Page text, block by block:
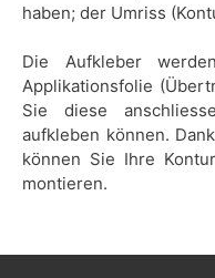
haben; der Umriss
Die Aufkleber
Applikationsfolie
Sie diese
aufkleben können.
können Sie Ihre
montieren.